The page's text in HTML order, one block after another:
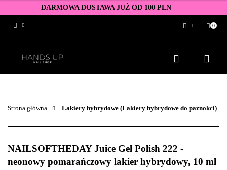
DARMOWA DOSTAWA JUŻ OD 100 PLN
Zarejestruj się
Dodaj zgłoszenie
Zgody cookies
0
Strona główna Lakiery hybrydowe (Lakiery hybrydowe do paznokci)
NAILSOFTHEDAY Juice Gel Polish 222 -
neonowy pomarańczowy lakier hybrydowy, 10 ml